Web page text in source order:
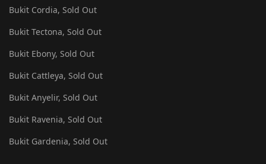
Bukit Cordia, Sold Out
Bukit Tectona, Sold Out
Bukit Ebony, Sold Out
Bukit Cattleya, Sold Out
Bukit Anyelir, Sold Out
Bukit Ravenia, Sold Out
Bukit Gardenia, Sold Out